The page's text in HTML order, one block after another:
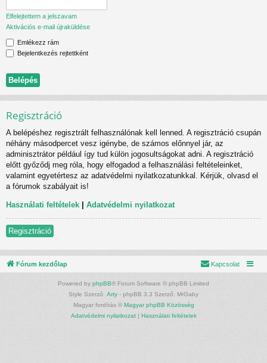
Elfelejtettem a jelszavam
Aktivációs e-mail újraküldése
Emlékezz rám
Bejelentkezés rejtettként
Regisztráció
A belépéshez regisztrált felhasználónak kell lenned. A regisztráció csupán
néhány másodpercet vesz igénybe, de számos előnnyel jár, az
adminisztrátor például így tud külön jogosultságokat adni. A regisztráció
előtt győződj meg róla, hogy elfogadod a felhasználási feltételeinket,
valamint egyetértesz az adatvédelmi nyilatkozatunkkal. Kérjük, olvasd el
a fórumok szabályait is!
Használati feltételek | Adatvédelmi nyilatkozat
Regisztráció
Fórum kezdőlap Kapcsolat
Powered by phpBB® Forum Software © phpBB Limited
Style Szerző: Arty - phpBB 3.3 Szerző: MrGaby
Magyar fordítás ©Magyar phpBB Közösség
Adatvédelmi nyilatkozat| Használati feltételek